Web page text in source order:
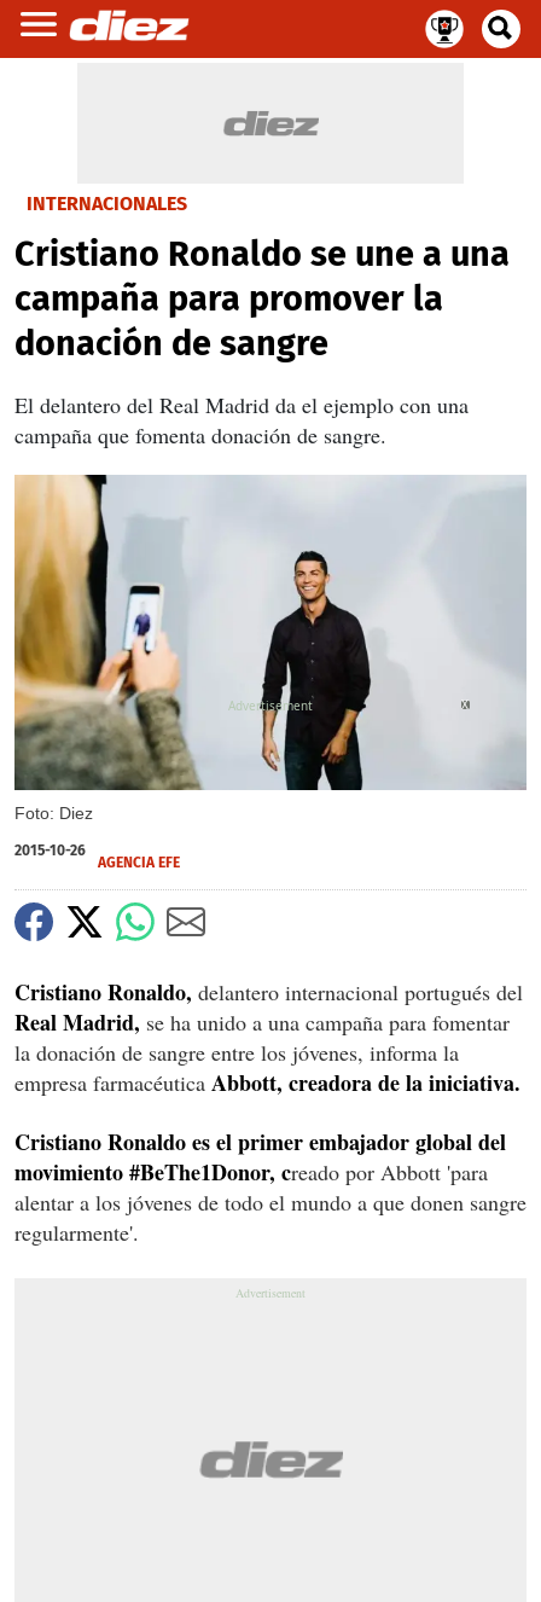
INTERNACIONALES
Cristiano Ronaldo se une a una
campaña para promover la
donación de sangre
El delantero del Real Madrid da el ejemplo con una
campaña que fomenta donación de sangre.
Foto: Diez
X
2015-10-26
AGENCIA EFE
Cristiano Ronaldo, delantero internacional portugués del
Real Madrid, se ha unido a una campaña para fomentar
la donación de sangre entre los jóvenes, informa la
empresa farmacéutica Abbott, creadora de la iniciativa.
Cristiano Ronaldo es el primer embajador global del
movimiento #BeThe1Donor, creado por Abbott 'para
alentar a los jóvenes de todo el mundo a que donen sangre
regularmente'.